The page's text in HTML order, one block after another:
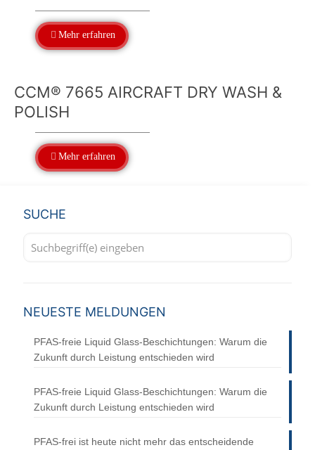
Mehr erfahren
CCM® 7665 AIRCRAFT DRY WASH &
POLISH
Mehr erfahren
SUCHE
NEUESTE MELDUNGEN
PFAS-freie Liquid Glass-Beschichtungen: Warum die
Zukunft durch Leistung entschieden wird
PFAS-freie Liquid Glass-Beschichtungen: Warum die
Zukunft durch Leistung entschieden wird
PFAS-frei ist heute nicht mehr das entscheidende